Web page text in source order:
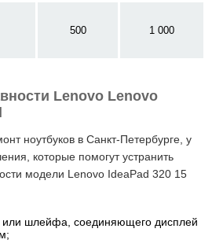
500 1 000
Lenovo Lenovo
ноутбуков в Санкт-Петербурге, у
которые помогут устранить
модели Lenovo IdeaPad 320 15
или шлейфа, соединяющего дисплей